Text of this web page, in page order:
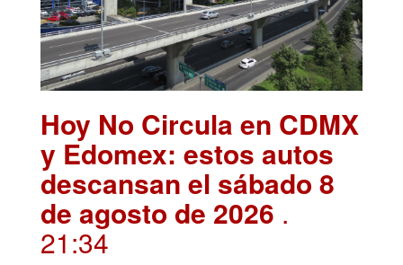
Hoy No Circula en CDMX
y Edomex: estos autos
descansan el sábado 8
de agosto de 2026 .
21:34